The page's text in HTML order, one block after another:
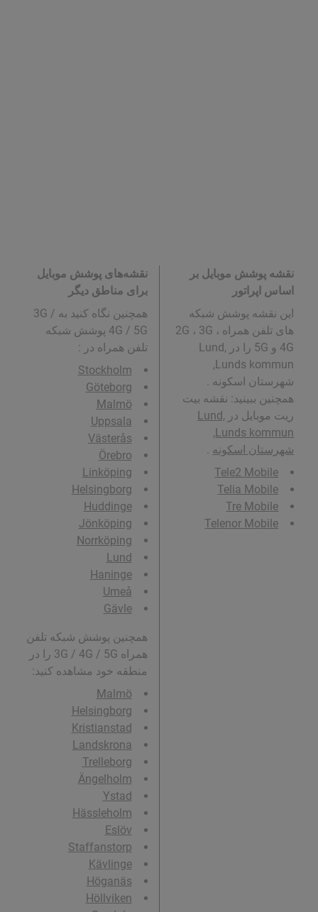
نقشه پوشش موبایل بر
اساس اپراتور
این نقشه پوشش شبکه
های تلفن همراه 2G ، 3G ،
4G و 5G را در Lund,
Lunds kommun,
شهرستان اسکونه .
همچنین ببینید: نقشه بیت
ریت موبایل در Lund,
Lunds kommun,
شهرستان اسکونه .
Tele2 Mobile
Telia Mobile
Tre Mobile
Telenor Mobile
نقشه‌های پوشش موبایل
برای مناطق دیگر
همچنین نگاه کنید به 3G /
4G / 5G پوشش شبکه
تلفن همراه در :
Stockholm
Göteborg
Malmö
Uppsala
Västerås
Örebro
Linköping
Helsingborg
Huddinge
Jönköping
Norrköping
Lund
Haninge
Umeå
Gävle
همچنین پوشش شبکه تلفن
همراه 3G / 4G / 5G را در
منطقه خود مشاهده کنید:
Malmö
Helsingborg
Kristianstad
Landskrona
Trelleborg
Ängelholm
Ystad
Hässleholm
Eslöv
Staffanstorp
Kävlinge
Höganäs
Höllviken